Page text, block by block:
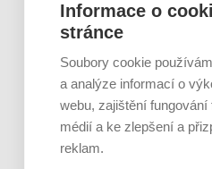
stravě ho mám dostatek.
Informace o
stránce
Soubory cookie
a analýze informací o
webu, zajištění
médií a ke zlepšení a
reklam.